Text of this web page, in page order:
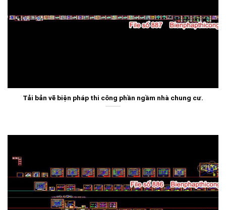
Tải bản vẽ biện pháp thi công phần ngầm nhà chung cư.